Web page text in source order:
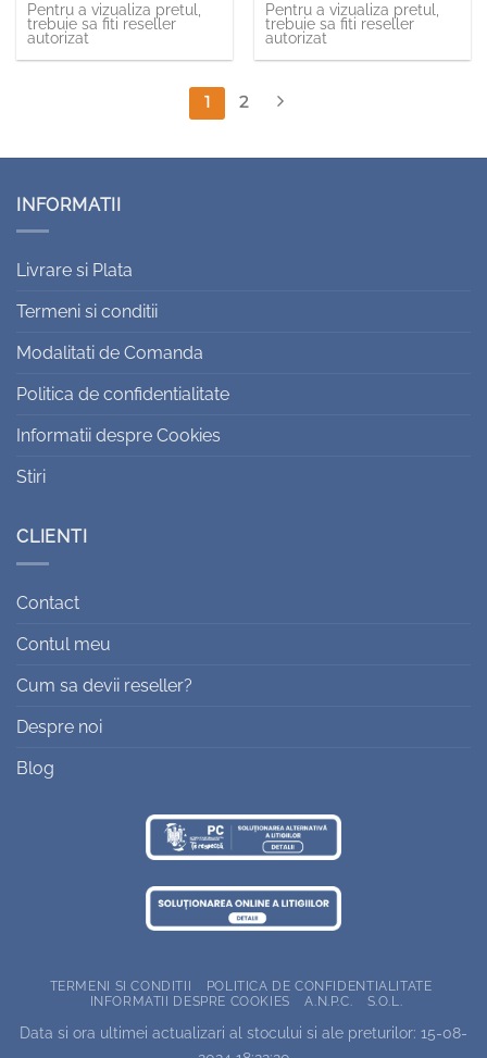
Pentru a vizualiza pretul,
trebuie sa fiti reseller
autorizat
Pentru a vizualiza pretul,
trebuie sa fiti reseller
autorizat
1 2
INFORMATII
Livrare si Plata
Termeni si conditii
Modalitati de Comanda
Politica de confidentialitate
Informatii despre Cookies
Stiri
CLIENTI
Contact
Contul meu
Cum sa devii reseller?
Despre noi
Blog
TERMENI SI CONDITII
POLITICA DE CONFIDENTIALITATE
INFORMATII DESPRE COOKIES
A.N.P.C. S.O.L.
Data si ora ultimei actualizari al stocului si ale preturilor: 15-08-